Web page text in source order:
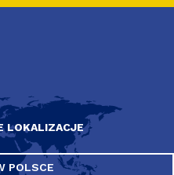
LOKALIZACJE
POLSCE